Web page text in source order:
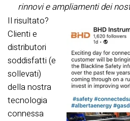
rinnovi e ampliamenti dei
Il risultato?
Clienti e
distributori
soddisfatti (e
sollevati)
della nostra
tecnologia
connessa